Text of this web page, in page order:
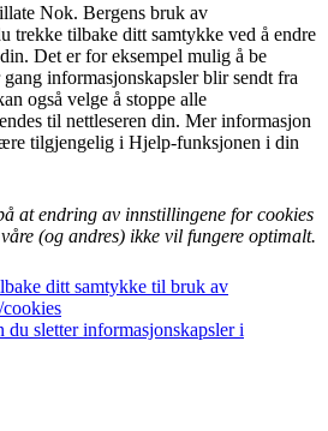
Nok. Bergens bruk av
trekke tilbake ditt samtykke ved å endre
Det er for eksempel mulig å be
informasjonskapsler blir sendt fra
også velge å stoppe alle
til nettleseren din. Mer informasjon
tilgjengelig i Hjelp-funksjonen i din
at endring av innstillingene for cookies
(og andres) ikke vil fungere optimalt.
ditt samtykke til bruk av
du sletter informasjonskapsler i